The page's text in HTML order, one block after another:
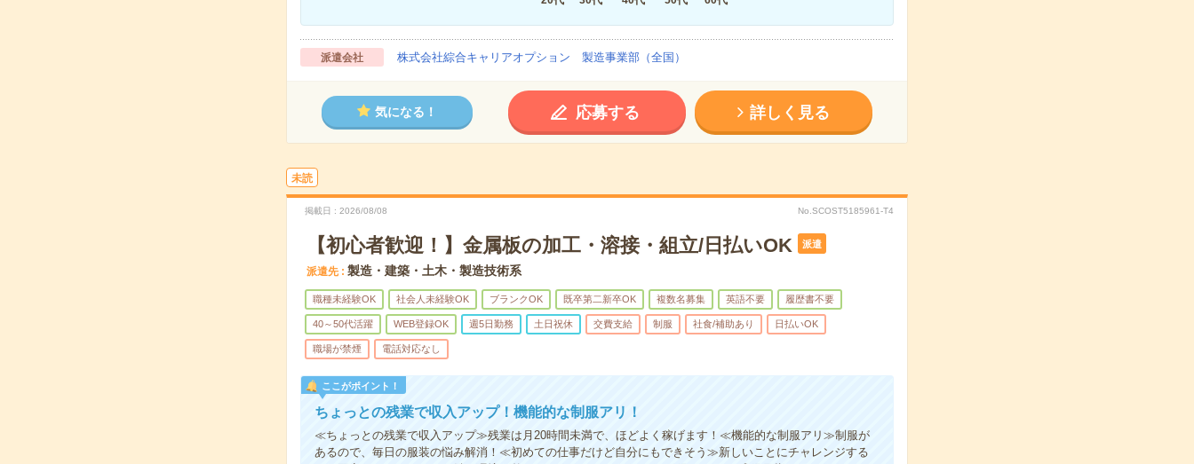
派遣会社 株式会社綜合キャリアオプション 製造事業部（全国）
気になる！ 応募する 詳しく見る
未読
掲載日 2026/08/08 No.SCOST5185961-T4
【初心者歓迎！】金属板の加工・溶接・組立/日払いOK 派遣
派遣先 製造・建築・土木・製造技術系
職種未経験OK 社会人未経験OK ブランクOK 既卒第二新卒OK 複数名募集 英語不要 履歴書不要
40～50代活躍 WEB登録OK 週5日勤務 土日祝休 交費支給 制服 社食/補助あり 日払いOK
職場が禁煙 電話対応なし
ここがポイント！
ちょっとの残業で収入アップ！機能的な制服アリ！
≪ちょっとの残業で収入アップ≫残業は月20時間未満で、ほどよく稼げます！≪機能的な制服アリ≫制服が
あるので、毎日の服装の悩み解消！≪初めての仕事だけど自分にもできそう≫新しいことにチャレンジする